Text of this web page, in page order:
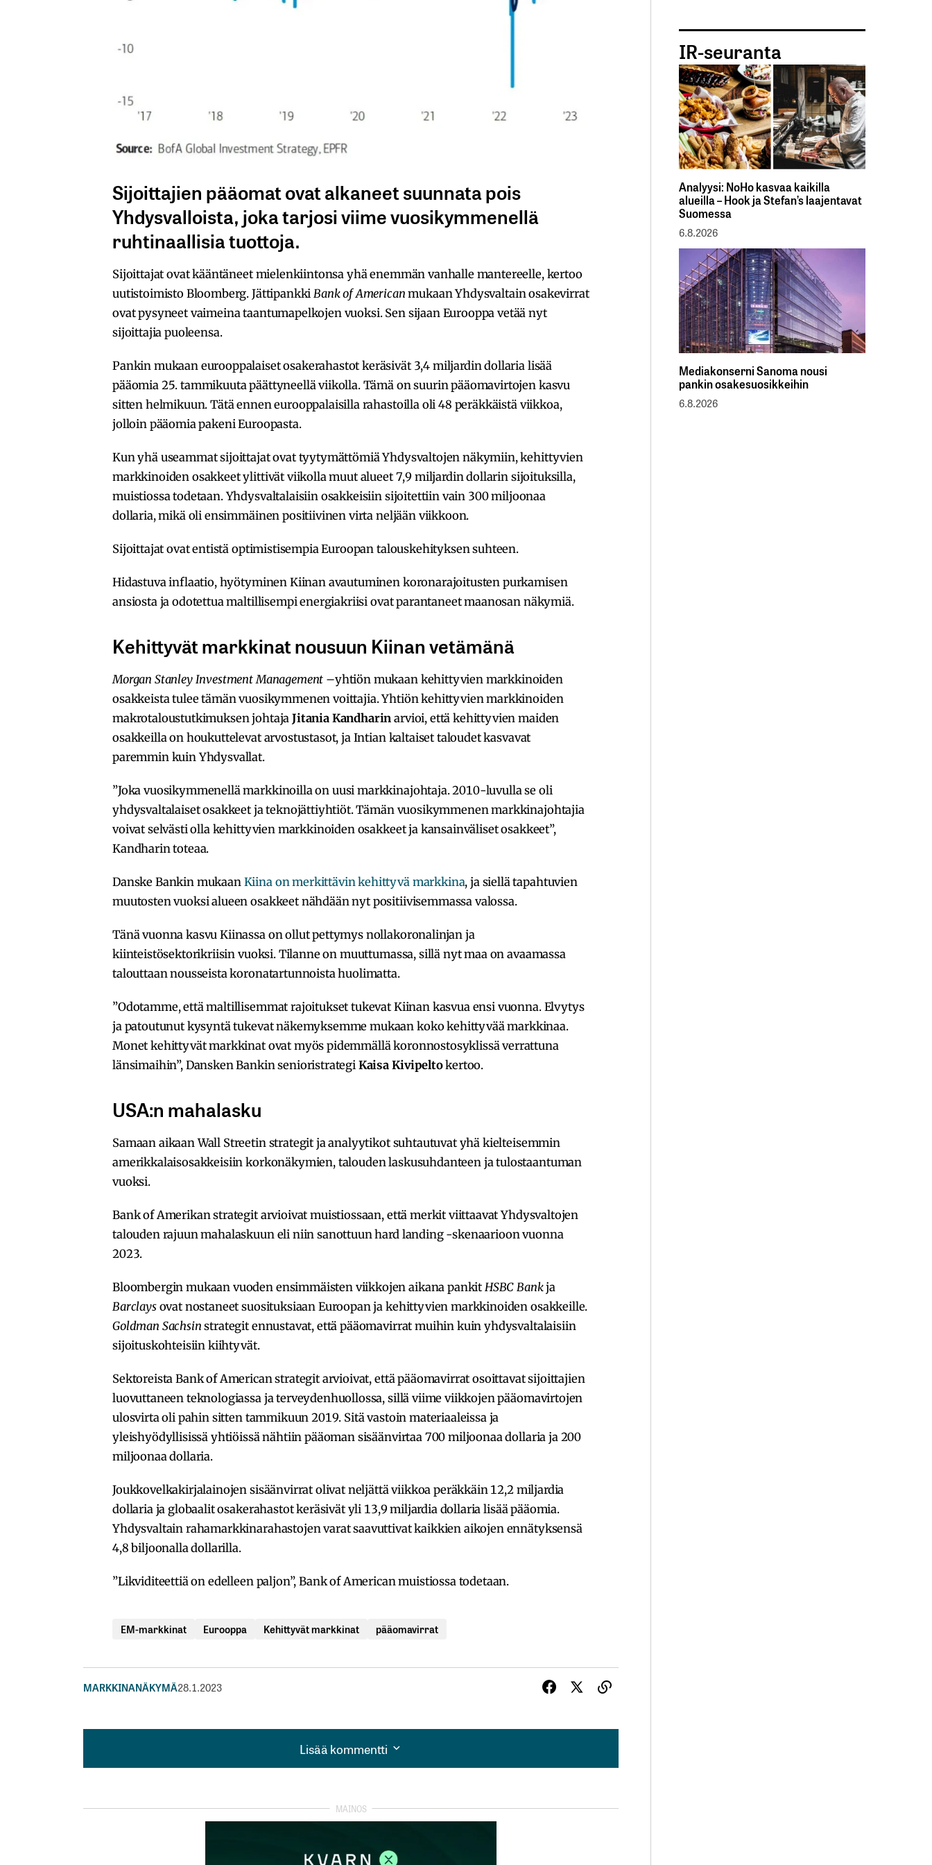
Sijoittajien pääomat ovat alkaneet suunnata pois
Yhdysvalloista, joka tarjosi viime vuosikymmenellä
ruhtinaallisia tuottoja.
Sijoittajat ovat kääntäneet mielenkiintonsa yhä enemmän vanhalle mantereelle, kertoo
uutistoimisto Bloomberg. Jättipankki Bank of American mukaan Yhdysvaltain osakevirrat
ovat pysyneet vaimeina taantumapelkojen vuoksi. Sen sijaan Eurooppa vetää nyt
sijoittajia puoleensa.
Pankin mukaan eurooppalaiset osakerahastot keräsivät 3,4 miljardin dollaria lisää
pääomia 25. tammikuuta päättyneellä viikolla. Tämä on suurin pääomavirtojen kasvu
sitten helmikuun. Tätä ennen eurooppalaisilla rahastoilla oli 48 peräkkäistä viikkoa,
jolloin pääomia pakeni Euroopasta.
Kun yhä useammat sijoittajat ovat tyytymättömiä Yhdysvaltojen näkymiin, kehittyvien
markkinoiden osakkeet ylittivät viikolla muut alueet 7,9 miljardin dollarin sijoituksilla,
muistiossa todetaan. Yhdysvaltalaisiin osakkeisiin sijoitettiin vain 300 miljoonaa
dollaria, mikä oli ensimmäinen positiivinen virta neljään viikkoon.
Sijoittajat ovat entistä optimistisempia Euroopan talouskehityksen suhteen.
Hidastuva inflaatio, hyötyminen Kiinan avautuminen koronarajoitusten purkamisen
ansiosta ja odotettua maltillisempi energiakriisi ovat parantaneet maanosan näkymiä.
Kehittyvät markkinat nousuun Kiinan vetämänä
Morgan Stanley Investment Management –yhtiön mukaan kehittyvien markkinoiden
osakkeista tulee tämän vuosikymmenen voittajia. Yhtiön kehittyvien markkinoiden
makrotaloustutkimuksen johtajaJitania Kandharin arvioi, että kehittyvien maiden
osakkeilla on houkuttelevat arvostustasot, ja Intian kaltaiset taloudet kasvavat
paremmin kuin Yhdysvallat.
”Joka vuosikymmenellä markkinoilla on uusi markkinajohtaja. 2010-luvulla se oli
yhdysvaltalaiset osakkeet ja teknojättiyhtiöt. Tämän vuosikymmenen markkinajohtajia
voivat selvästi olla kehittyvien markkinoiden osakkeet ja kansainväliset osakkeet”,
Kandharin toteaa.
Danske Bankin mukaan Kiina on merkittävin kehittyvä markkina, ja siellä tapahtuvien
muutosten vuoksi alueen osakkeet nähdään nyt positiivisemmassa valossa.
Tänä vuonna kasvu Kiinassa on ollut pettymys nollakoronalinjan ja
kiinteistösektorikriisin vuoksi. Tilanne on muuttumassa, sillä nyt maa on avaamassa
talouttaan nousseista koronatartunnoista huolimatta.
”Odotamme, että maltillisemmat rajoitukset tukevat Kiinan kasvua ensi vuonna. Elvytys
ja patoutunut kysyntä tukevat näkemyksemme mukaan koko kehittyvää markkinaa.
Monet kehittyvät markkinat ovat myös pidemmällä koronnostosyklissä verrattuna
länsimaihin”, Dansken Bankin senioristrategi Kaisa Kivipeltokertoo.
USA:n mahalasku
Samaan aikaan Wall Streetin strategit ja analyytikot suhtautuvat yhä kielteisemmin
amerikkalaisosakkeisiin korkonäkymien, talouden laskusuhdanteen ja tulostaantuman
vuoksi.
Bank of Amerikan strategit arvioivat muistiossaan, että merkit viittaavat Yhdysvaltojen
talouden rajuun mahalaskuun eli niin sanottuun hard landing -skenaarioon vuonna
2023.
Bloombergin mukaan vuoden ensimmäisten viikkojen aikana pankit HSBC Bankja
Barclaysovat nostaneet suosituksiaan Euroopan ja kehittyvien markkinoiden osakkeille.
Goldman Sachsin strategit ennustavat, että pääomavirrat muihin kuin yhdysvaltalaisiin
sijoituskohteisiin kiihtyvät.
Sektoreista Bank of American strategit arvioivat, että pääomavirrat osoittavat sijoittajien
luovuttaneen teknologiassa ja terveydenhuollossa, sillä viime viikkojen pääomavirtojen
ulosvirta oli pahin sitten tammikuun 2019. Sitä vastoin materiaaleissa ja
yleishyödyllisissä yhtiöissä nähtiin pääoman sisäänvirtaa 700 miljoonaa dollaria ja 200
miljoonaa dollaria.
Joukkovelkakirjalainojen sisäänvirrat olivat neljättä viikkoa peräkkäin 12,2 miljardia
dollaria ja globaalit osakerahastot keräsivät yli 13,9 miljardia dollaria lisää pääomia.
Yhdysvaltain rahamarkkinarahastojen varat saavuttivat kaikkien aikojen ennätyksensä
4,8 biljoonalla dollarilla.
”Likviditeettiä on edelleen paljon”, Bank of American muistiossa todetaan.
EM-markkinat Eurooppa Kehittyvät markkinat pääomavirrat
MARKKINANÄKYMÄ28.1.2023
Lisää kommentti
Lisää kommentti
IR-seuranta
Analyysi: NoHo kasvaa kaikilla
alueilla – Hook ja Stefan’s laajentavat
Suomessa
6.8.2026
Mediakonserni Sanoma nousi
pankin osakesuosikkeihin
6.8.2026